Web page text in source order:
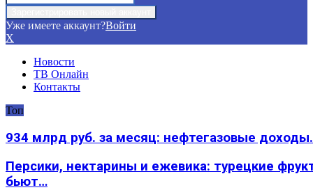
Уже имеете аккаунт?Войти
X
Новости
ТВ Онлайн
Контакты
Топ
934 млрд руб. за месяц: нефтегазовые
Персики, нектарины и ежевика: турецкие
бьют…